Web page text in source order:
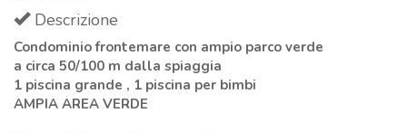
Descrizione
Condominio frontemare con ampio parco verde
a circa 50/100 m dalla spiaggia
1 piscina grande , 1 piscina per bimbi
AMPIA AREA VERDE